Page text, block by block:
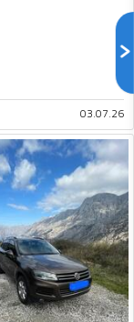
03.07.26